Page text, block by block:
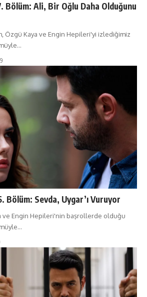
Bölüm: Ali, Bir Oğlu Daha Olduğunu
Özgü Kaya ve Engin Hepileri'yi izlediğimiz
Bölüm: Sevda, Uygar’ı Vuruyor
ve Engin Hepileri'nin başrollerde olduğu